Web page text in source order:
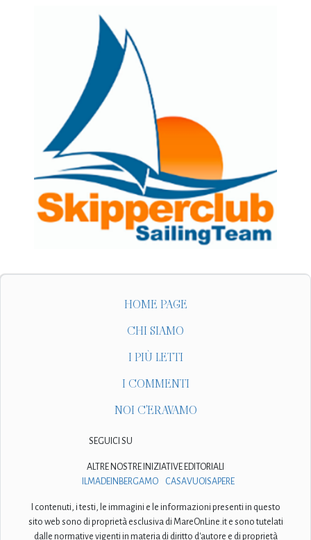
HOME PAGE
CHI SIAMO
I PIÙ LETTI
I COMMENTI
NOI C'ERAVAMO
SEGUICI SU
ALTRE NOSTRE INIZIATIVE EDITORIALI
ILMADEINBERGAMO
CASAVUOISAPERE
I contenuti, i testi, le immagini e le informazioni presenti in questo
sito web sono di proprietà esclusiva di MareOnLine.it e sono tutelati
dalle normative vigenti in materia di diritto d'autore e di proprietà